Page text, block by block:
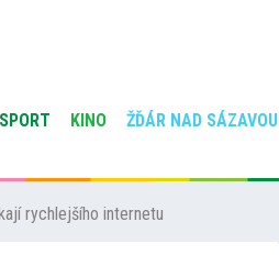
SPORT KINO ŽĎÁR NAD SÁZAVOU
rychlejšího internetu